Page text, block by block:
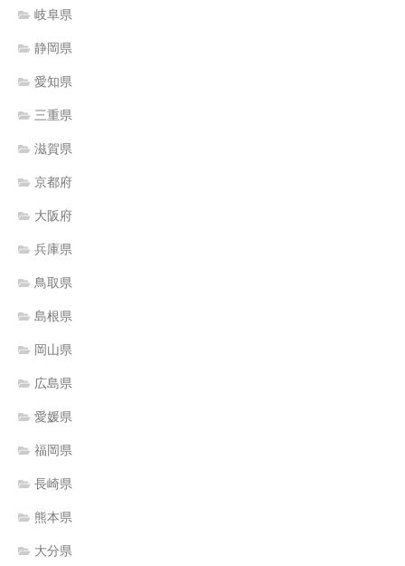
岐阜県
静岡県
愛知県
三重県
滋賀県
京都府
大阪府
兵庫県
鳥取県
島根県
岡山県
広島県
愛媛県
福岡県
長崎県
熊本県
大分県